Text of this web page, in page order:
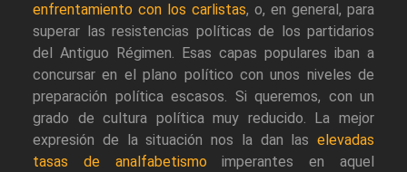
enfrentamiento con los carlistas, o, en general, para
superar las resistencias políticas de los partidarios
del Antiguo Régimen. Esas capas populares iban a
concursar en el plano político con unos niveles de
preparación política escasos. Si queremos, con un
grado de cultura política muy reducido. La mejor
expresión de la situación nos la dan las elevadas
tasas de analfabetismo imperantes en aquel